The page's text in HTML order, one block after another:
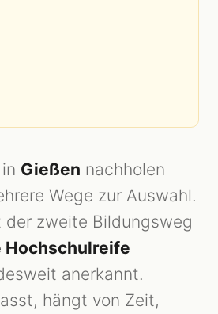
Gießen nachholen
Wege zur Auswahl.
der zweite Bildungsweg
Hochschulreife
anerkannt.
hängt von Zeit,